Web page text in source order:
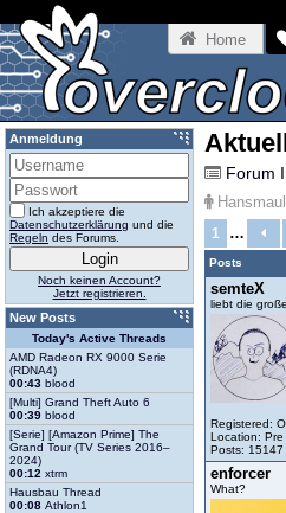
Home
Forum
1 …
Posts
semteX
liebt die
Registered:
Location: Pre
Posts: 15147
enforcer
What?
Anmeldung
Ich akzeptiere die
Datenschutzerklärung und die
Regeln des Forums.
Noch keinen Account?
Jetzt registrieren.
New Posts
Today's Active Threads
AMD Radeon RX 9000 Serie
(RDNA4)
00:43 blood
[Multi] Grand Theft Auto 6
00:39 blood
[Serie] [Amazon Prime] The
Grand Tour (TV Series 2016–
2024)
00:12 xtrm
Hausbau Thread
00:08 Athlon1